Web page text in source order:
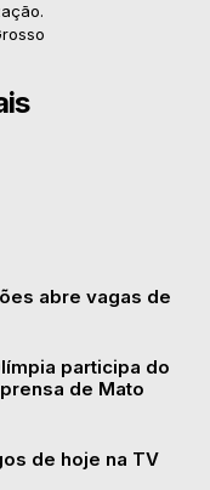
abre vagas de
participa do
de Mato
de hoje na TV